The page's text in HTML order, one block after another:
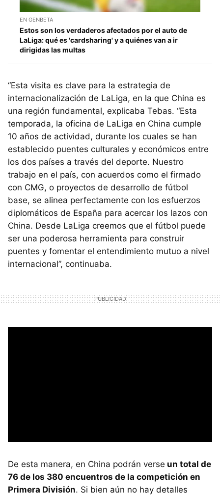
EN GENBETA
Estos son los verdaderos afectados por el auto de
LaLiga: qué es 'cardsharing' y a quiénes van a ir
dirigidas las multas
“Esta visita es clave para la estrategia de
internacionalización de LaLiga, en la que China es
una región fundamental, explicaba Tebas. “Esta
temporada, la oficina de LaLiga en China cumple
10 años de actividad, durante los cuales se han
establecido puentes culturales y económicos entre
los dos países a través del deporte. Nuestro
trabajo en el país, con acuerdos como el firmado
con CMG, o proyectos de desarrollo de fútbol
base, se alinea perfectamente con los esfuerzos
diplomáticos de España para acercar los lazos con
China. Desde LaLiga creemos que el fútbol puede
ser una poderosa herramienta para construir
puentes y fomentar el entendimiento mutuo a nivel
internacional”, continuaba.
De esta manera, en China podrán verse un total de
76 de los 380 encuentros de la competición en
Primera División. Si bien aún no hay detalles